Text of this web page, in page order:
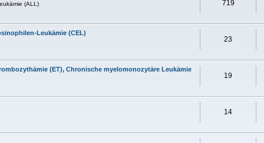
(ALL) 719
Leukämie (CEL)
23
(ET), Chronische myelomonozytäre Leukämie
19
14